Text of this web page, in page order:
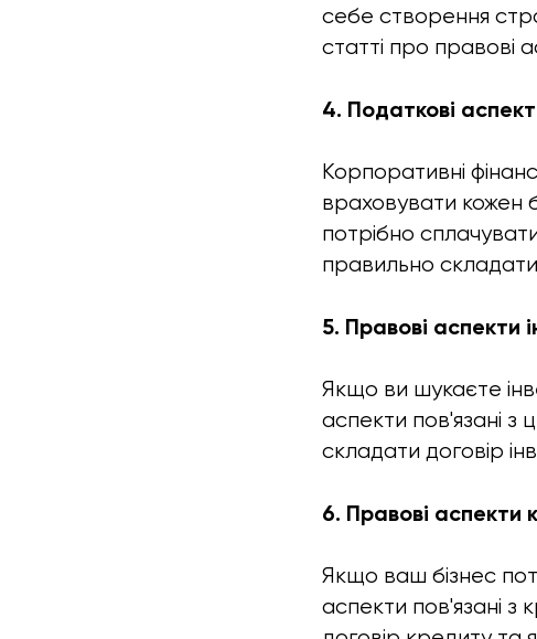
себе створення
статті про правові
4. Податкові
Корпоративні
враховувати кожен
потрібно
правильно складати
5. Правові аспекти
Якщо ви шукаєте
аспекти пов'язані
складати договір
6. Правові аспекти
Якщо ваш бізнес
аспекти пов'язані з